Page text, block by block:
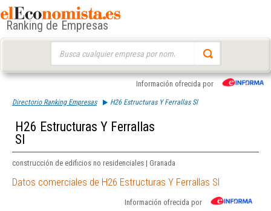
Ranking de Empresas
Información ofrecida por
Directorio Ranking Empresas H26 Estructuras Y Ferrallas Sl
H26 Estructuras Y Ferrallas
Sl
construcción de edificios no residenciales | Granada
Datos comerciales de H26 Estructuras Y Ferrallas Sl
Información ofrecida por